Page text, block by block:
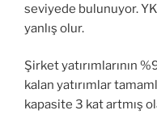
seviyede bulunuyor.
yanlış olur.
Şirket yatırımlarının
kalan yatırımlar
kapasite 3 kat artmış